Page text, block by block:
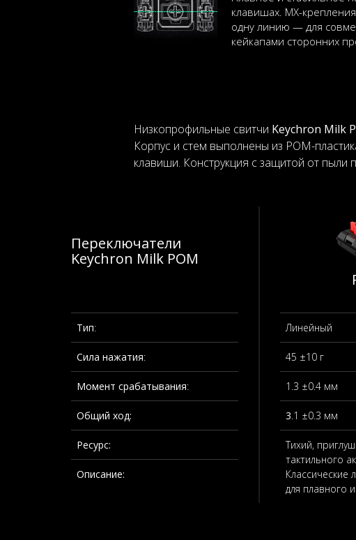
клавишах. MX-
одну линию — для
кейкапами сторонних
Низкопрофильные свитчи Keychron Milk
Корпус и стем выполнены из POM-
клавиши. Конструкция с защитой от
Переключатели
Keychron Milk POM
Тип:
Сила нажатия:
Момент срабатывания:
Общий ход:
Ресурс:
Описание:
Линейный
45 ±10 г
1.3 ±0.4 мм
3.1 ±0.3 мм
Тихий,
тактильного
Классические
для плавного